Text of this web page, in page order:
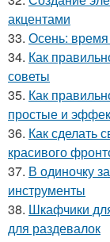
акцентами
33. Осень:
34. Как
советы
35. Как
простые и
36. Как сделать
красивого
37. В одиночку
инструменты
38. Шкафчики
для раздевалок